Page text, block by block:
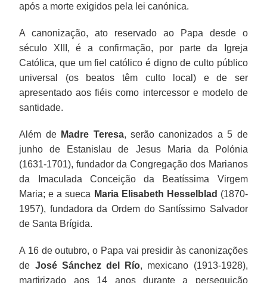
após a morte exigidos pela lei canónica.
A canonização, ato reservado ao Papa desde o
século XIII, é a confirmação, por parte da Igreja
Católica, que um fiel católico é digno de culto público
universal (os beatos têm culto local) e de ser
apresentado aos fiéis como intercessor e modelo de
santidade.
Além de Madre Teresa, serão canonizados a 5 de
junho de Estanislau de Jesus Maria da Polónia
(1631-1701), fundador da Congregação dos Marianos
da Imaculada Conceição da Beatíssima Virgem
Maria; e a sueca Maria Elisabeth Hesselblad (1870-
1957), fundadora da Ordem do Santíssimo Salvador
de Santa Brígida.
A 16 de outubro, o Papa vai presidir às canonizações
de José Sánchez del Río, mexicano (1913-1928),
martirizado aos 14 anos durante a perseguição